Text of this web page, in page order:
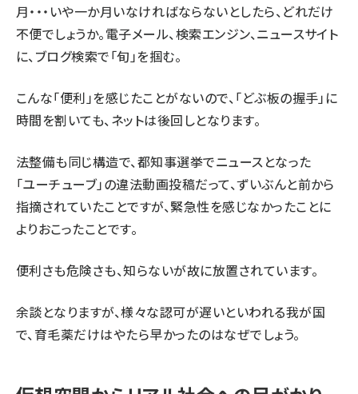
月・・・いや一か月いなければならないとしたら、どれだけ
不便でしょうか。電子メール、検索エンジン、ニュースサイト
に、ブログ検索で「旬」を掴む。
こんな「便利」を感じたことがないので、「どぶ板の握手」に
時間を割いても、ネットは後回しとなります。
法整備も同じ構造で、都知事選挙でニュースとなった
「ユーチューブ」の違法動画投稿だって、ずいぶんと前から
指摘されていたことですが、緊急性を感じなかったことに
よりおこったことです。
便利さも危険さも、知らないが故に放置されています。
余談となりますが、様々な認可が遅いといわれる我が国
で、育毛薬だけはやたら早かったのはなぜでしょう。